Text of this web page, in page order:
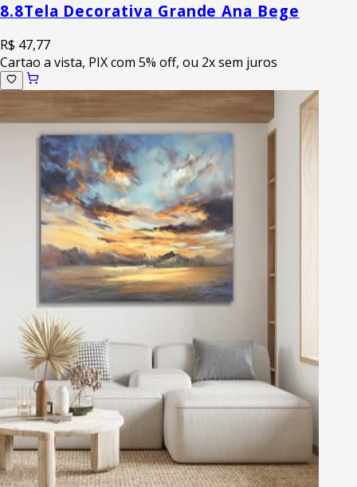
8.8Tela Decorativa Grande Ana Bege
R$ 47,77
Cartao a vista, PIX com 5% off, ou 2x sem juros